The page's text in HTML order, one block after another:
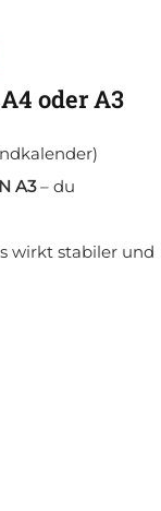
oder A3
A3– du
wirkt stabiler und